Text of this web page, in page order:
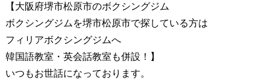
【大阪府堺市松原市のボクシングジム
ボクシングジムを堺市松原市で探している方は
フィリアボクシングジムへ
韓国語教室・英会話教室も併設！】
いつもお世話になっております。